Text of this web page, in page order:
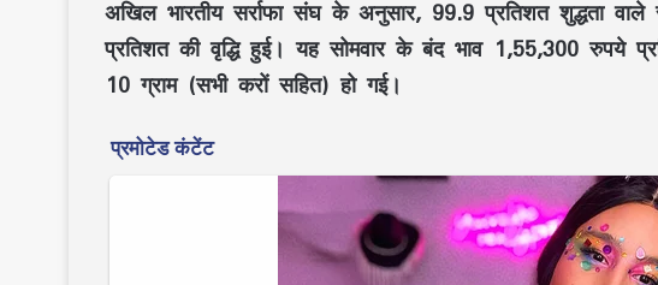
अखिल भारतीय सर्राफा संघ के अनुसार, 99.9 प्रतिशत शुद्धता
प्रतिशत की वृद्धि हुई। यह सोमवार के बंद भाव 1,55,300 रुपये
10 ग्राम (सभी करों सहित) हो गई।